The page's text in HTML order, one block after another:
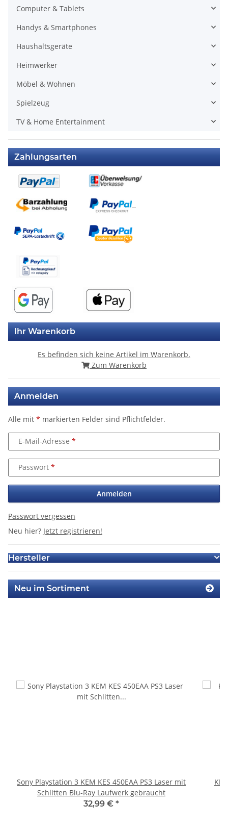
Computer & Tablets
Handys & Smartphones
Haushaltsgeräte
Heimwerker
Möbel & Wohnen
Spielzeug
TV & Home Entertainment
Zahlungsarten
Ihr Warenkorb
Es befinden sich keine Artikel im Warenkorb.
Zum Warenkorb
Anmelden
Alle mit * markierten Felder sind Pflichtfelder.
E-Mail-Adresse
Passwort
Anmelden
Passwort vergessen
Neu hier? Jetzt registrieren!
Hersteller
Neu im Sortiment
Sony Playstation 3 KEM KES 450EAA PS3 Laser mit
Schlitten Blu-Ray Laufwerk gebraucht
32,99 € *